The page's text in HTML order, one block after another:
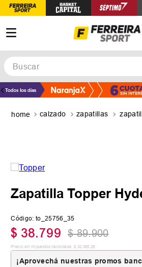
Buscar
calzado zapatillas
Zapatilla Topper
Código: to_25756_35
$ 38.799 $ 89.900
Precio sin impuestos nacionales: $ 32 065 29
¡Aprovechá nuestras promos
TÉRMINOS MÁS BUSCADOS
5. medias